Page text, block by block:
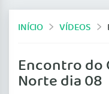
INÍCIO VÍDEOS
Encontro do
Norte dia 08